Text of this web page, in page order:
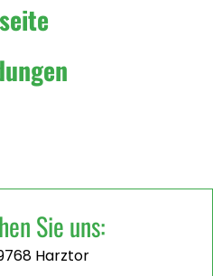
Sie uns:
Harztor